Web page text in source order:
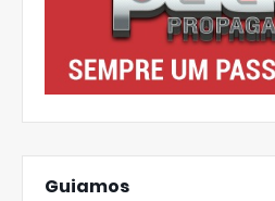
Guiamos